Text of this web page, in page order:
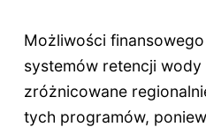
Możliwości
systemów retencji
zróżnicowane
tych programów,